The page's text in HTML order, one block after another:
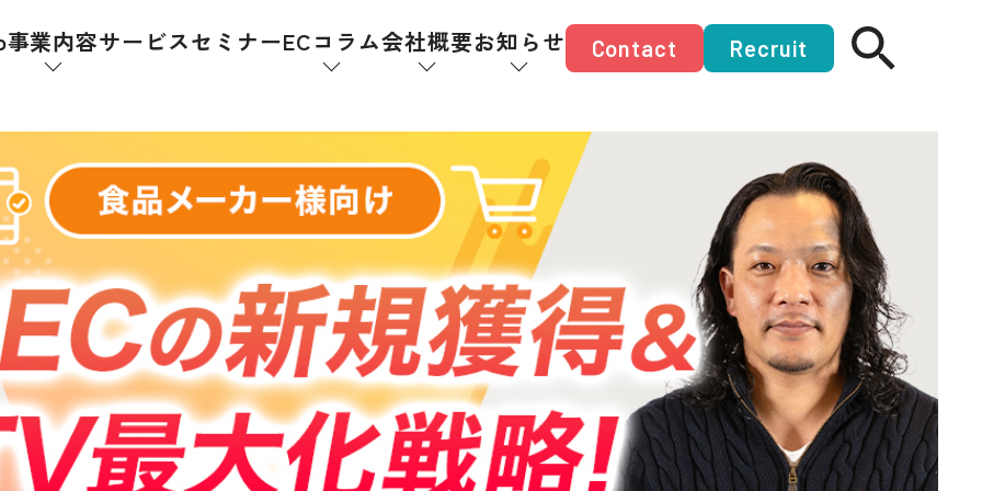
事業内容サービスセミナーECコラム会社概要お知らせ Contact Recruit